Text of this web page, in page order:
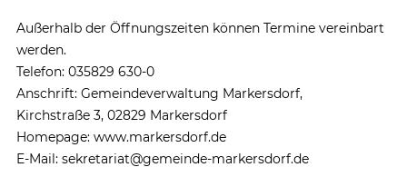
Außerhalb der Öffnungszeiten können Termine vereinbart
werden.
Telefon: 035829 630-0
Anschrift: Gemeindeverwaltung Markersdorf,
Kirchstraße 3, 02829 Markersdorf
Homepage: www.markersdorf.de
E-Mail: sekretariat@gemeinde-markersdorf.de